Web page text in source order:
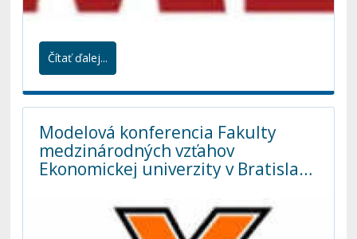
Čítať ďalej...
Modelová konferencia Fakulty
medzinárodných vzťahov
Ekonomickej univerzity v Bratislave